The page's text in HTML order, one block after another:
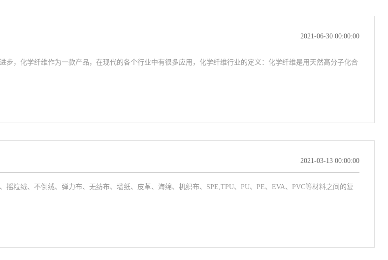
2021-06-30 00:00:00
步，化学纤维作为一款产品，在现代的各个行业中有很多应用，化学纤维行业的定义：化学纤维是用天然高分子化合
2021-03-13 00:00:00
摇粒绒、不倒绒、弹力布、无纺布、墙纸、皮革、海绵、机织布、SPE,TPU、PU、PE、EVA、PVC等材料之间的复